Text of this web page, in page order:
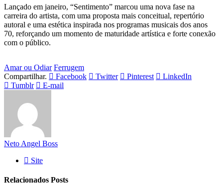
Lançado em janeiro, “Sentimento” marcou uma nova fase na
carreira do artista, com uma proposta mais conceitual, repertório
autoral e uma estética inspirada nos programas musicais dos anos
70, reforçando um momento de maturidade artística e forte conexão
com o público.
Amar ou Odiar Ferrugem
Compartilhar.
Facebook Twitter Pinterest
LinkedIn
Tumblr
E-mail
Neto Angel Boss
Site
Relacionados Posts